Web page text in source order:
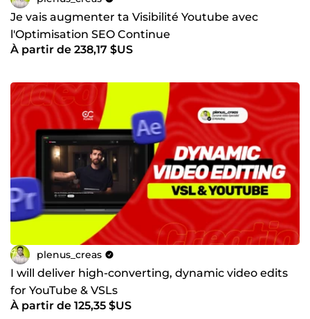
Je vais augmenter ta Visibilité Youtube avec
l'Optimisation SEO Continue
À partir de 238,17 $US
plenus_creas
I will deliver high-converting, dynamic video edits
for YouTube & VSLs
À partir de 125,35 $US